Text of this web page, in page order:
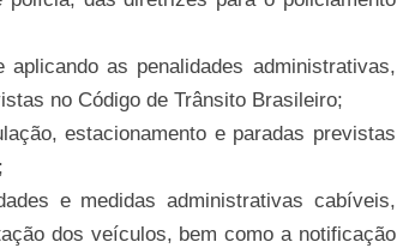
as penalidades administrativas,
no Código de Trânsito Brasileiro;
estacionamento e paradas previstas
e medidas administrativas cabíveis,
dos veículos, bem como a notificação